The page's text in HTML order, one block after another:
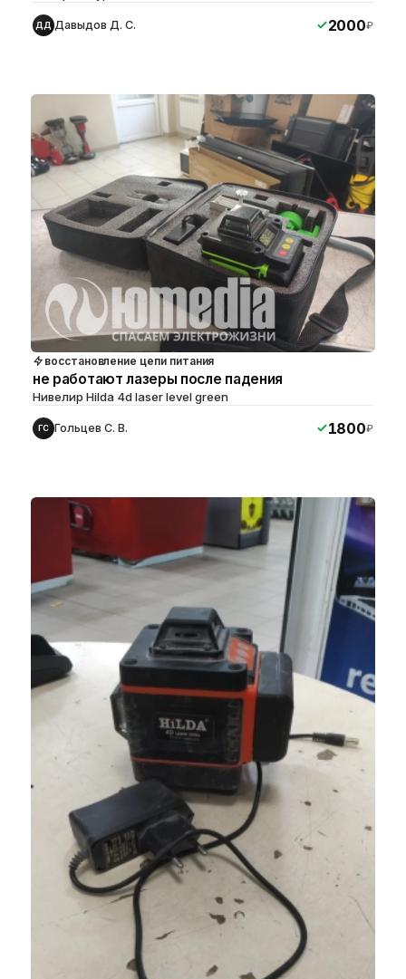
ДД Давыдов Д. С. 2000₽
восстановление цепи питания
не работают лазеры после падения
Нивелир Hilda 4d laser level green
ГС Гольцев С. В. 1800₽